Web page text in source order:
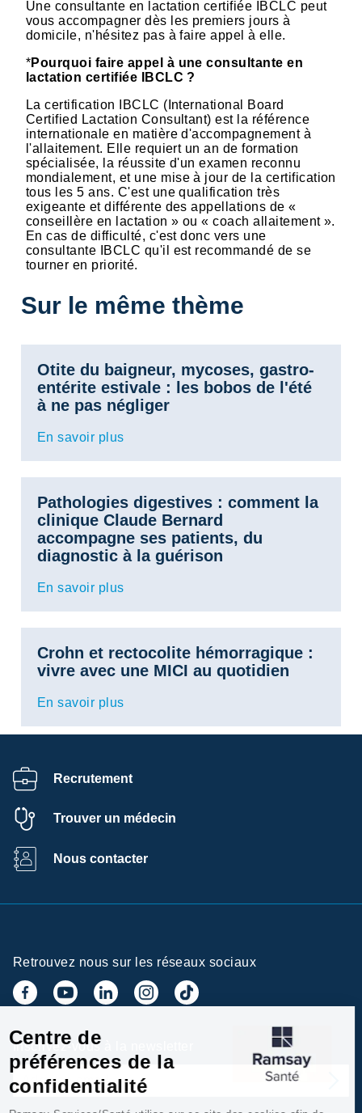
Une consultante en lactation certifiée IBCLC peut
vous accompagner dès les premiers jours à
domicile, n'hésitez pas à faire appel à elle.
*Pourquoi faire appel à une consultante en
lactation certifiée IBCLC ?
La certification IBCLC (International Board
Certified Lactation Consultant) est la référence
internationale en matière d'accompagnement à
l'allaitement. Elle requiert un an de formation
spécialisée, la réussite d'un examen reconnu
mondialement, et une mise à jour de la certification
tous les 5 ans. C'est une qualification très
exigeante et différente des appellations de «
conseillère en lactation » ou « coach allaitement ».
En cas de difficulté, c'est donc vers une
consultante IBCLC qu'il est recommandé de se
tourner en priorité.
Sur le même thème
Otite du baigneur, mycoses, gastro-
entérite estivale : les bobos de l'été
à ne pas négliger
En savoir plus
Pathologies digestives : comment la
clinique Claude Bernard
accompagne ses patients, du
diagnostic à la guérison
En savoir plus
Crohn et rectocolite hémorragique :
vivre avec une MICI au quotidien
En savoir plus
Recrutement
Trouver un médecin
Nous contacter
Retrouvez nous sur les réseaux sociaux
Inscrivez-vous à la newsletter
Centre de
préférences de la
confidentialité